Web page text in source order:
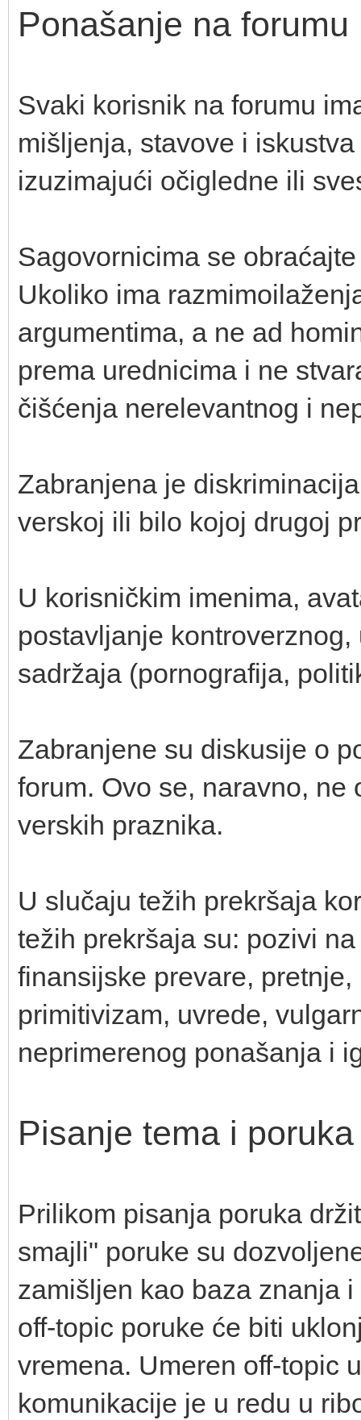
Ponašanje na forumu
Svaki korisnik na forumu
mišljenja, stavove i
izuzimajući očigledne ili
Sagovornicima se
Ukoliko ima
argumentima, a ne ad
prema urednicima i ne
čišćenja nerelevantnog i
Zabranjena je
verskoj ili bilo kojoj drugoj
U korisničkim imenima,
postavljanje
sadržaja (pornografija,
Zabranjene su diskusije o
forum. Ovo se, naravno,
verskih praznika.
U slučaju težih prekršaja
težih prekršaja su: pozivi
finansijske prevare,
primitivizam, uvrede,
neprimerenog ponašanja i
Pisanje tema i
Prilikom pisanja poruka
smajli" poruke su
zamišljen kao baza znanja
off-topic poruke će biti
vremena. Umeren off-topic
komunikacije je u redu u